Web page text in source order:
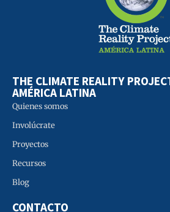
THE CLIMATE REALITY
AMÉRICA LATINA
Quienes somos
Involúcrate
Proyectos
Recursos
Blog
CONTACTO